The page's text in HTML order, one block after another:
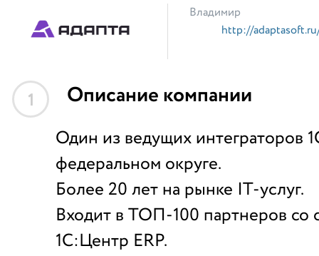
Владимир
http://
1 Описание компании
Один из ведущих интеграторов
федеральном округе.
Более 20 лет на рынке IT-услуг.
Входит в ТОП-100 партнеров со
1С:Центр ERP.